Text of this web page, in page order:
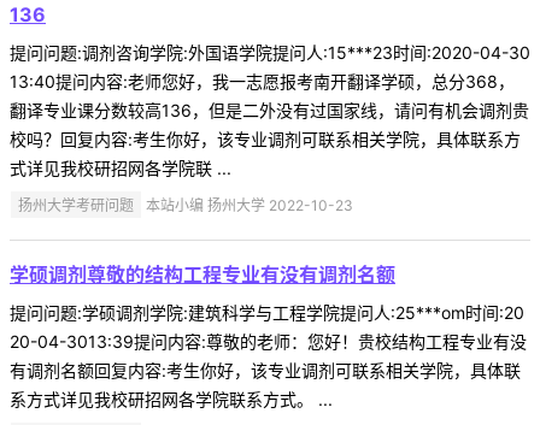
136
提问问题:调剂咨询学院:外国语学院提问人:15***23时间:2020-04-30
13:40提问内容:老师您好，我一志愿报考南开翻译学硕，总分368，
翻译专业课分数较高136，但是二外没有过国家线，请问有机会调剂贵
校吗？回复内容:考生你好，该专业调剂可联系相关学院，具体联系方
式详见我校研招网各学院联 ...
扬州大学考研问题 本站小编 扬州大学 2022-10-23
学硕调剂尊敬的结构工程专业有没有调剂名额
提问问题:学硕调剂学院:建筑科学与工程学院提问人:25***om时间:20
20-04-3013:39提问内容:尊敬的老师：您好！贵校结构工程专业有没
有调剂名额回复内容:考生你好，该专业调剂可联系相关学院，具体联
系方式详见我校研招网各学院联系方式。 ...